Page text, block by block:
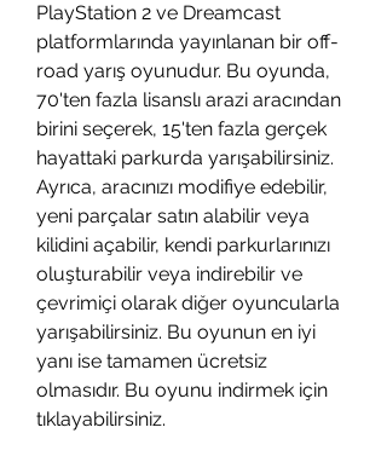
PlayStation 2 ve Dreamcast
platformlarında yayınlanan bir off-
road yarış oyunudur. Bu oyunda,
70'ten fazla lisanslı arazi aracından
birini seçerek, 15'ten fazla gerçek
hayattaki parkurda yarışabilirsiniz.
Ayrıca, aracınızı modifiye edebilir,
yeni parçalar satın alabilir veya
kilidini açabilir, kendi parkurlarınızı
oluşturabilir veya indirebilir ve
çevrimiçi olarak diğer oyuncularla
yarışabilirsiniz. Bu oyunun en iyi
yanı ise tamamen ücretsiz
olmasıdır. Bu oyunu indirmek için
tıklayabilirsiniz.